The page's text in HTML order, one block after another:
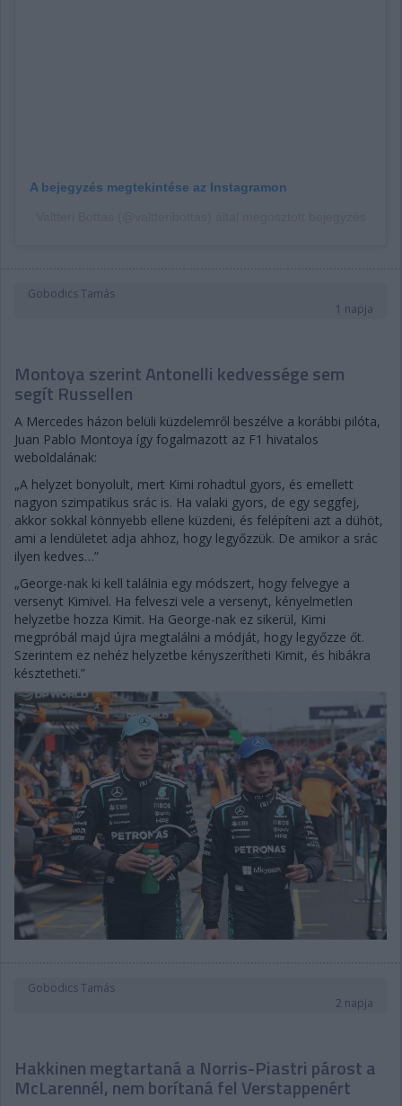
A bejegyzés megtekintése az Instagramon
Gobodics Tamás
1 napja
Montoya szerint Antonelli kedvessége sem
segít Russellen
A Mercedes házon belüli küzdelemről beszélve a korábbi pilóta,
Juan Pablo Montoya így fogalmazott az F1 hivatalos
weboldalának:
„A helyzet bonyolult, mert Kimi rohadtul gyors, és emellett
nagyon szimpatikus srác is. Ha valaki gyors, de egy seggfej,
akkor sokkal könnyebb ellene küzdeni, és felépíteni azt a dühöt,
ami a lendületet adja ahhoz, hogy legyőzzük. De amikor a srác
ilyen kedves…”
„George-nak ki kell találnia egy módszert, hogy felvegye a
versenyt Kimivel. Ha felveszi vele a versenyt, kényelmetlen
helyzetbe hozza Kimit. Ha George-nak ez sikerül, Kimi
megpróbál majd újra megtalálni a módját, hogy legyőzze őt.
Szerintem ez nehéz helyzetbe kényszerítheti Kimit, és hibákra
késztetheti.”
Gobodics Tamás
2 napja
Hakkinen megtartaná a Norris-Piastri párost a
McLarennél, nem borítaná fel Verstappenért